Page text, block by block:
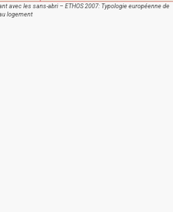
avec les sans-abri – ETHOS 2007: Typologie européenne de
logement